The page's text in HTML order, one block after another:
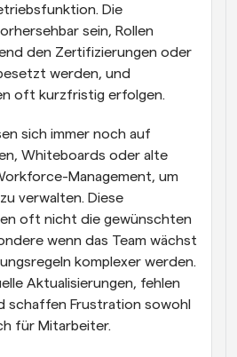
Die
sein, Rollen
den Zertifizierungen oder
werden, und
oft kurzfristig erfolgen.
sich immer noch auf
Whiteboards oder alte
Management, um
verwalten. Diese
oft nicht die gewünschten
wenn das Team wächst
komplexer werden.
Aktualisierungen, fehlen
schaffen Frustration sowohl
für Mitarbeiter.